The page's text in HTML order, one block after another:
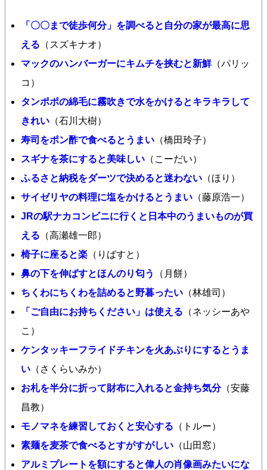
「〇〇まで徒歩何分」を調べると自分の家が最高に思
える （スズキナオ）
マックのハンバーガーにキムチを挟むと新鮮（パリッ
コ）
タンポポの綿毛に霧吹きで水をかけるとキラキラして
きれい （石川大樹）
寿司をポン酢で食べるとうまい （橋田玲子）
スギナを茶にすると美味しい （こーだい）
ふるさと納税をダーツで決めると迷わない （ほり）
サイゼリヤの料理に塩をかけるとうまい （藤原浩一）
JRの駅ナカコンビニに行くと日本中のうまいものが買
える （高瀬雄一郎）
椅子に座ると楽 （りばすと）
鼻の下を伸ばすとほんのり匂う
（月餅）
ちくわにちくわを詰めると野暮ったい （林雄司）
「ご自由にお持ちください」は使える （ネッシーあや
こ）
ケンタッキーフライドチキンを火あぶりにするとうま
い （さくらいみか）
お札を半分に折って財布に入れると金持ち気分（安藤
昌教）
モノマネを練習しておくと安心する （トルー）
素麺を麦茶で食べるとすがすがしい （山田窓）
アルミプレートを額にすると偉人の肖像画みたいにな